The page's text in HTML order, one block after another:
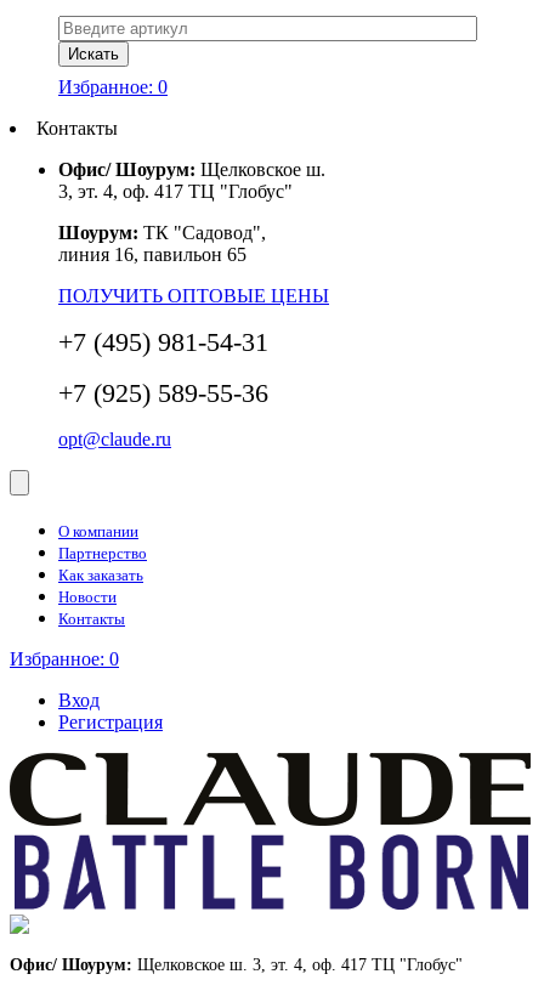
Избранное: 0
Контакты
Офис/ Шоурум: Щелковское ш.
3, эт. 4, оф. 417 ТЦ "Глобус"
Шоурум: ТК "Садовод",
линия 16, павильон 65
ПОЛУЧИТЬ ОПТОВЫЕ ЦЕНЫ
+7 (495) 981-54-31
+7 (925) 589-55-36
opt@claude.ru
О компании
Партнерство
Как заказать
Новости
Контакты
Избранное: 0
Вход
Регистрация
Офис/ Шоурум: Щелковское ш. 3, эт. 4, оф. 417 ТЦ "Глобус"